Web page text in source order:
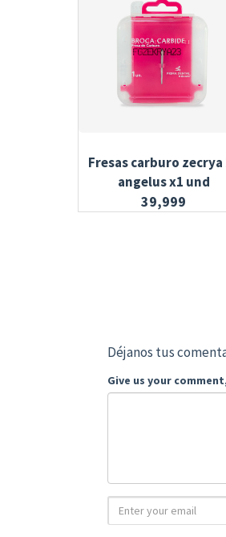
Fresas carburo zecrya
angelus x1 und
39,999
Déjanos tus
Give us your